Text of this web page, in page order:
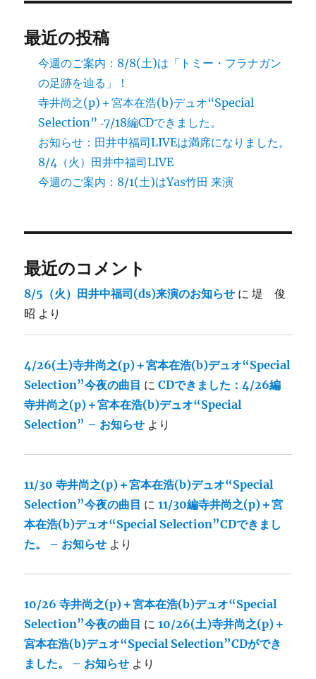
送
り
最近の投稿
今週のご案内：8/8(土)は「トミー・フラナガン
の足跡を辿る」！
寺井尚之(p)＋宮本在浩(b)デュオ“Special
Selection” ‐7/18編CDできました。
お知らせ：田井中福司LIVEは満席になりました。
8/4（火）田井中福司LIVE
今週のご案内：8/1(土)はYas竹田 来演
最近のコメント
8/5（火）田井中福司(ds)来演のお知らせ に堤 俊
昭 より
4/26(土)寺井尚之(p)＋宮本在浩(b)デュオ“Special
Selection”今夜の曲目 にCDできました：4/26編
寺井尚之(p)＋宮本在浩(b)デュオ“Special
Selection” – お知らせ より
11/30 寺井尚之(p)＋宮本在浩(b)デュオ“Special
Selection”今夜の曲目 に11/30編寺井尚之(p)＋宮
本在浩(b)デュオ“Special Selection”CDできまし
た。 – お知らせ より
10/26 寺井尚之(p)＋宮本在浩(b)デュオ“Special
Selection”今夜の曲目 に10/26(土)寺井尚之(p)＋
宮本在浩(b)デュオ“Special Selection”CDができ
ました。 – お知らせ より